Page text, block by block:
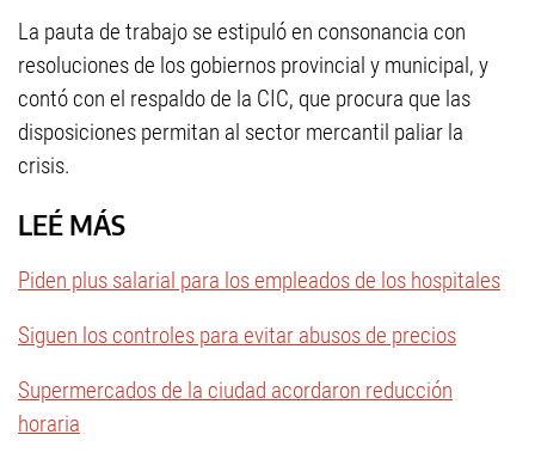
La pauta de trabajo se estipuló en consonancia con
resoluciones de los gobiernos provincial y municipal, y
contó con el respaldo de la CIC, que procura que las
disposiciones permitan al sector mercantil paliar la
crisis.
LEÉ MÁS
Piden plus salarial para los empleados de los hospitales
Siguen los controles para evitar abusos de precios
Supermercados de la ciudad acordaron reducción
horaria